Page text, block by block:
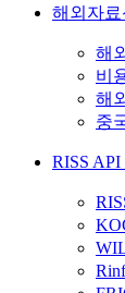
해외자료
해
비
해
중
RISS API